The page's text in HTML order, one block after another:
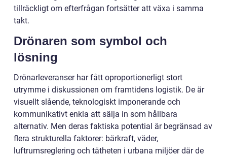
tillräckligt om efterfrågan fortsätter att växa i samma
takt.
Drönaren som symbol och
lösning
Drönarleveranser har fått oproportionerligt stort
utrymme i diskussionen om framtidens logistik. De är
visuellt slående, teknologiskt imponerande och
kommunikativt enkla att sälja in som hållbara
alternativ. Men deras faktiska potential är begränsad av
flera strukturella faktorer: bärkraft, väder,
luftrumsreglering och tätheten i urbana miljöer där de